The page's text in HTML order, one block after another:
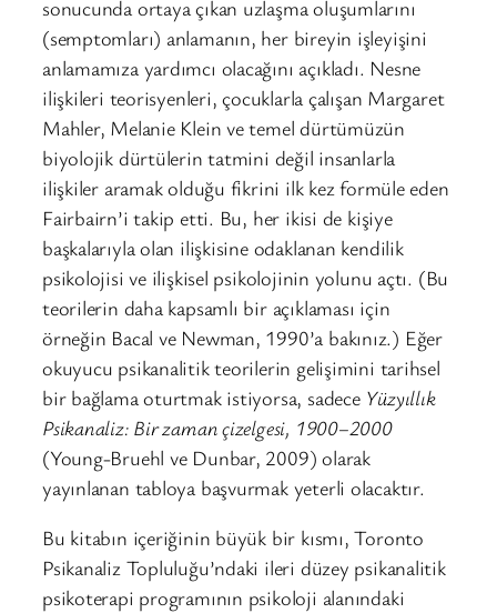
sonucunda ortaya çıkan uzlaşma oluşumlarını
(semptomları) anlamanın, her bireyin işleyişini
anlamamıza yardımcı olacağını açıkladı. Nesne
ilişkileri teorisyenleri, çocuklarla çalışan Margaret
Mahler, Melanie Klein ve temel dürtümüzün
biyolojik dürtülerin tatmini değil insanlarla
ilişkiler aramak olduğu fikrini ilk kez formüle eden
Fairbairn’i takip etti. Bu, her ikisi de kişiye
başkalarıyla olan ilişkisine odaklanan kendilik
psikolojisi ve ilişkisel psikolojinin yolunu açtı. (Bu
teorilerin daha kapsamlı bir açıklaması için
örneğin Bacal ve Newman, 1990’a bakınız.) Eğer
okuyucu psikanalitik teorilerin gelişimini tarihsel
bir bağlama oturtmak istiyorsa, sadece Yüzyıllık
Psikanaliz: Bir zaman çizelgesi, 1900–2000
(Young-Bruehl ve Dunbar, 2009) olarak
yayınlanan tabloya başvurmak yeterli olacaktır.
Bu kitabın içeriğinin büyük bir kısmı, Toronto
Psikanaliz Topluluğu’ndaki ileri düzey psikanalitik
psikoterapi programının psikoloji alanındaki